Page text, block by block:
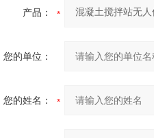
产品：
您的单位：
您的姓名：